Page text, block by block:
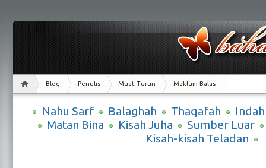
Blog Penulis Muat Turun Maklum Balas
Nahu Sarf Balaghah Thaqafah
Matan Bina
Kisah Juha
Sumber Luar
Kisah-kisah Teladan